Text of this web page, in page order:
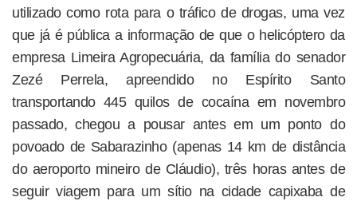
utilizado como rota para o tráfico de drogas, uma vez
que já é pública a informação de que o helicóptero da
empresa Limeira Agropecuária, da família do senador
Zezé Perrela, apreendido no Espírito Santo
transportando 445 quilos de cocaína em novembro
passado, chegou a pousar antes em um ponto do
povoado de Sabarazinho (apenas 14 km de distância
do aeroporto mineiro de Cláudio), três horas antes de
seguir viagem para um sítio na cidade capixaba de